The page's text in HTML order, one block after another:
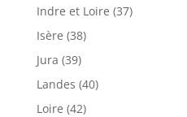
Indre et Loire (37)
Isère (38)
Jura (39)
Landes (40)
Loire (42)